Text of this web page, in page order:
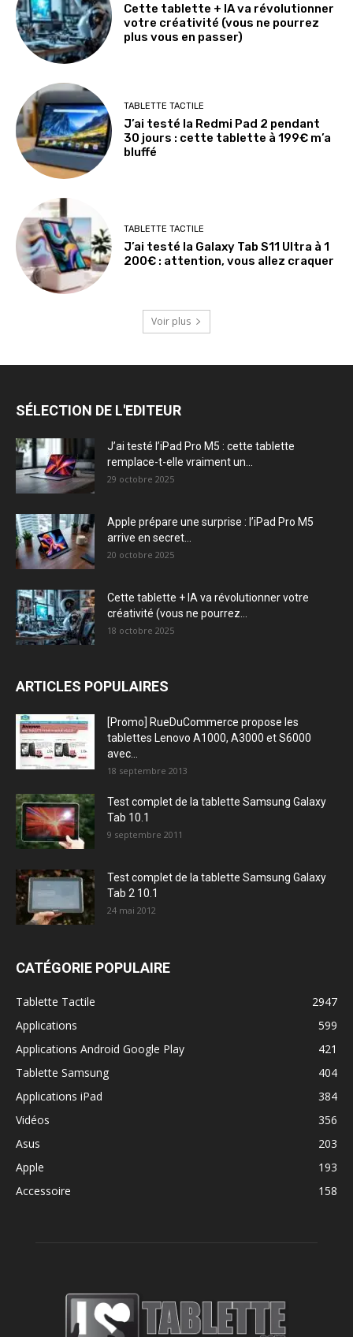
Cette tablette + IA va révolutionner
votre créativité (vous ne pourrez
plus vous en passer)
TABLETTE TACTILE
J’ai testé la Redmi Pad 2 pendant
30 jours : cette tablette à 199€ m’a
bluffé
TABLETTE TACTILE
J’ai testé la Galaxy Tab S11 Ultra à 1
200€ : attention, vous allez craquer
Voir plus
SÉLECTION DE L'EDITEUR
J’ai testé l’iPad Pro M5 : cette tablette
remplace-t-elle vraiment un...
29 octobre 2025
Apple prépare une surprise : l’iPad Pro M5
arrive en secret...
20 octobre 2025
Cette tablette + IA va révolutionner votre
créativité (vous ne pourrez...
18 octobre 2025
ARTICLES POPULAIRES
[Promo] RueDuCommerce propose les
tablettes Lenovo A1000, A3000 et S6000
avec...
18 septembre 2013
Test complet de la tablette Samsung Galaxy
Tab 10.1
9 septembre 2011
Test complet de la tablette Samsung Galaxy
Tab 2 10.1
24 mai 2012
CATÉGORIE POPULAIRE
Tablette Tactile
2947
Applications
599
Applications Android Google Play
421
Tablette Samsung
404
Applications iPad
384
Vidéos
356
Asus
203
Apple
193
Accessoire
158